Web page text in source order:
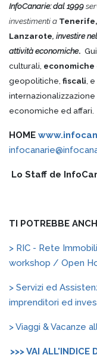
InfoCanarie: dal 1999
investimenti a
Lanzarote, investire
attività economiche.
culturali, economiche
geopolitiche, fiscali ,
economiche ed affari.
HOME
Lo Staff de
TI POTREBBE
> RIC - Rete
workshop / Open
> Servizi ed
imprenditori ed
> Viaggi & Vacanze
>>> VAI ALL'INDICE